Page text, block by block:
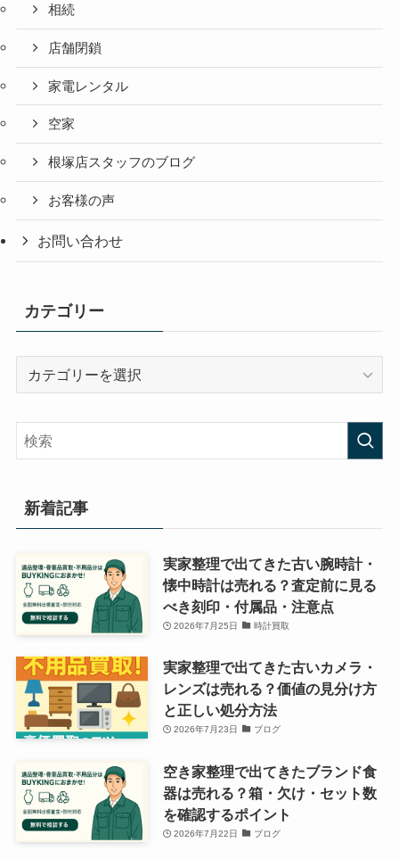
相続
店舗閉鎖
家電レンタル
空家
根塚店スタッフのブログ
お客様の声
お問い合わせ
カテゴリー
リ
ー
新着記事
実家整理で出てきた古い腕時計・
懐中時計は売れる？査定前に見る
べき刻印・付属品・注意点
2026年7月25日 時計買取
実家整理で出てきた古いカメラ・
レンズは売れる？価値の見分け方
と正しい処分方法
2026年7月23日 ブログ
空き家整理で出てきたブランド食
器は売れる？箱・欠け・セット数
を確認するポイント
2026年7月22日 ブログ